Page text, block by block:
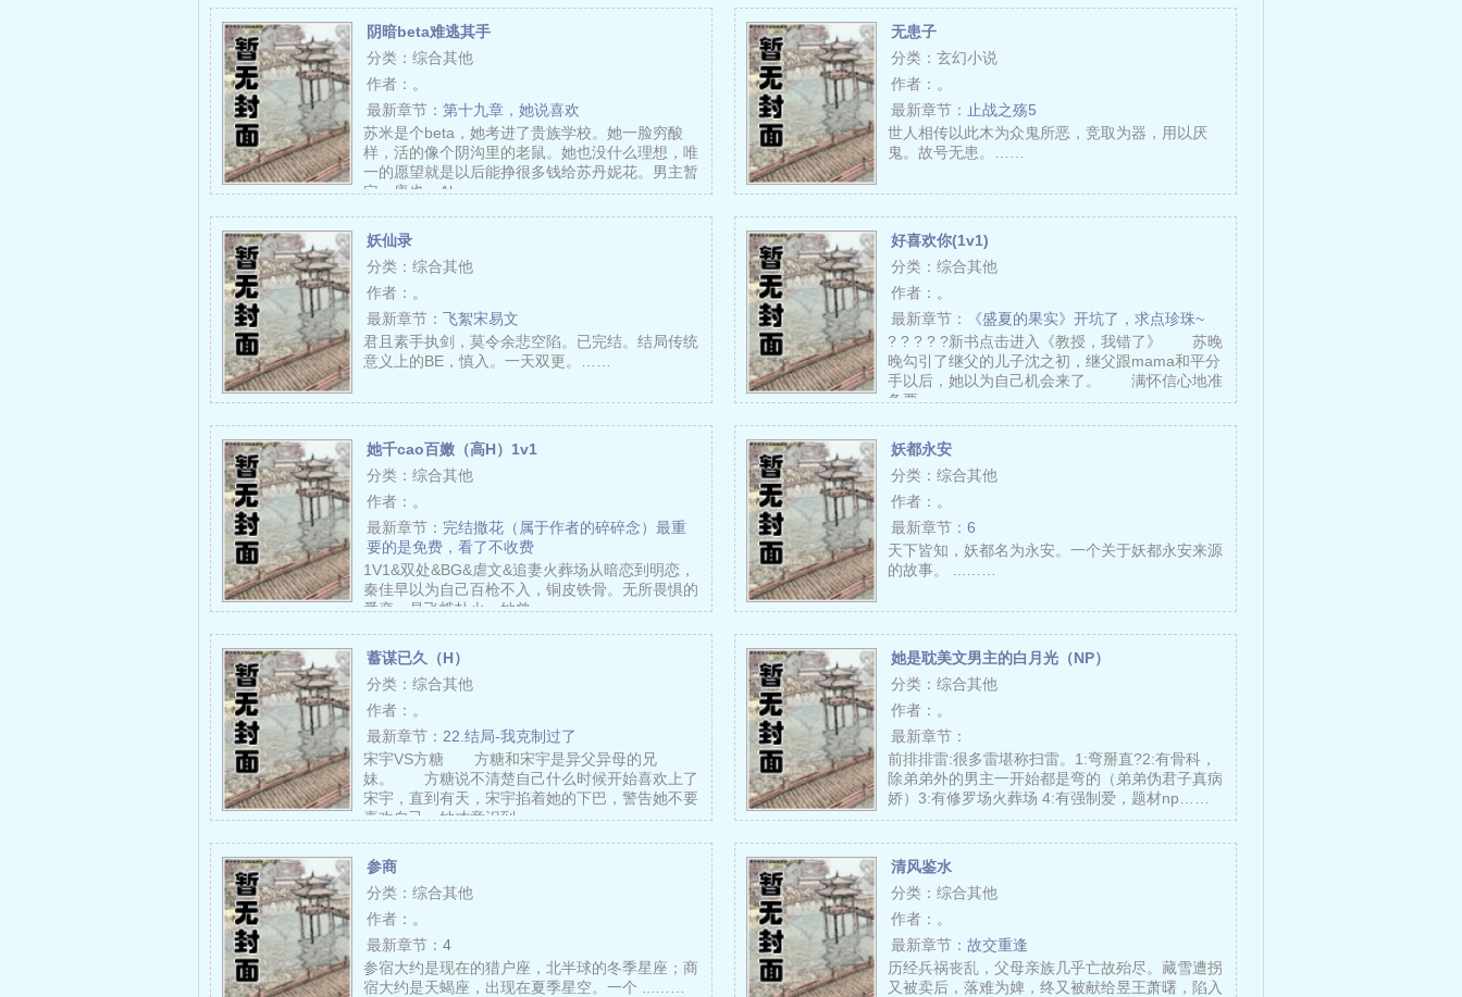
阴暗beta难逃其手
分类：综合其他
作者： 。
最新章节： 第十九章，她说喜欢
苏米是个beta，她考进了贵族学校。她一脸穷酸
样，活的像个阴沟里的老鼠。她也没什么理想，唯
一的愿望就是以后能挣很多钱给苏丹妮花。男主暂
定：唐也，Al……
无患子
分类：玄幻小说
作者： 。
最新章节： 止战之殇5
世人相传以此木为众鬼所恶，竞取为器，用以厌
鬼。故号无患。……
妖仙录
分类：综合其他
作者： 。
最新章节： 飞絮宋易文
君且素手执剑，莫令余悲空陷。已完结。结局传统
意义上的BE，慎入。一天双更。……
好喜欢你(1v1)
分类：综合其他
作者： 。
最新章节：
《盛夏的果实》开坑了，求点珍珠~
? ? ? ? ?新书点击进入《教授，我错了》 苏晚
晚勾引了继父的儿子沈之初，继父跟mama和平分
手以后，她以为自己机会来了。 满怀信心地准
备要……
她千cao百嫩（高H）1v1
分类：综合其他
作者： 。
最新章节： 完结撒花（属于作者的碎碎念）最重
要的是免费，看了不收费
1V1&双处&BG&虐文&追妻火葬场从暗恋到明恋，
秦佳早以为自己百枪不入，铜皮铁骨。无所畏惧的
爱恋，是飞蛾扑火。她曾……
妖都永安
分类：综合其他
作者： 。
最新章节： 6
天下皆知，妖都名为永安。一个关于妖都永安来源
的故事。 ...……
蓄谋已久（H）
分类：综合其他
作者： 。
最新章节： 22.结局-我克制过了
宋宇VS方糖 方糖和宋宇是异父异母的兄
妹。 方糖说不清楚自己什么时候开始喜欢上了
宋宇，直到有天，宋宇掐着她的下巴，警告她不要
喜欢自己，她才意识到……
她是耽美文男主的白月光（NP）
分类：综合其他
作者： 。
最新章节：
前排排雷:很多雷堪称扫雷。1:弯掰直?2:有骨科，
除弟弟外的男主一开始都是弯的（弟弟伪君子真病
娇）3:有修罗场火葬场 4:有强制爱，题材np……
参商
分类：综合其他
作者： 。
最新章节： 4
参宿大约是现在的猎户座，北半球的冬季星座；商
宿大约是天蝎座，出现在夏季星空。一个 ...……
清风鉴水
分类：综合其他
作者： 。
最新章节： 故交重逢
历经兵祸丧乱，父母亲族几乎亡故殆尽。藏雪遭拐
又被卖后，落难为婢，终又被献给昱王萧曙，陷入